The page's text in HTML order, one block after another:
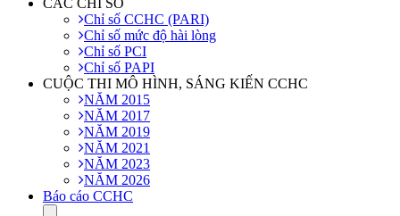
Chỉ số CCHC (PARI)
Chỉ số mức độ hài lòng
Chỉ số PCI
Chỉ số PAPI
CUỘC THI MÔ HÌNH, SÁNG KIẾN CCHC
NĂM 2015
NĂM 2017
NĂM 2019
NĂM 2021
NĂM 2023
NĂM 2026
Báo cáo CCHC